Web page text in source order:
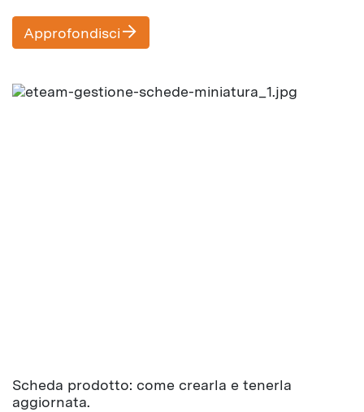
Approfondisci
Scheda prodotto: come crearla e tenerla
aggiornata.